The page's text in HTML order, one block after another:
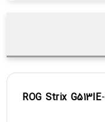
ROG Strix G513IE-